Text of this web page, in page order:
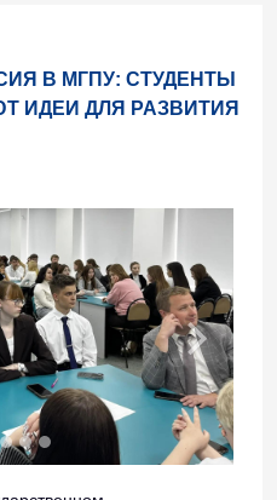
В МГПУ: СТУДЕНТЫ
ИДЕИ ДЛЯ РАЗВИТИЯ